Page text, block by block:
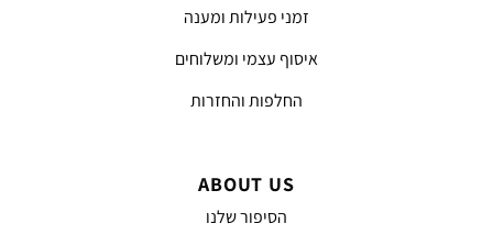
זמני פעילות ומענה
איסוף עצמי ומשלוחים
החלפות והחזרות
ABOUT US
הסיפור שלנו